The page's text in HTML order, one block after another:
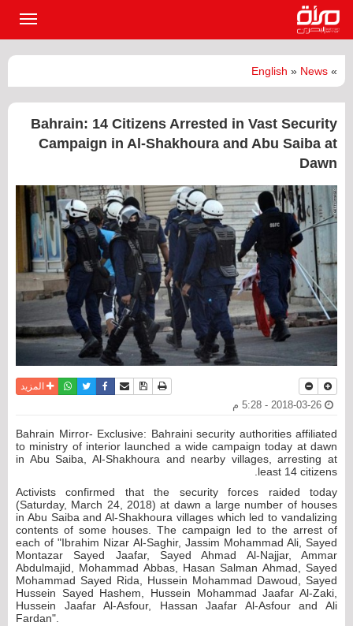
»
English » News
Bahrain: 14 Citizens Arrested in Vast Security
Campaign in Al-Shakhoura and Abu Saiba at
Dawn
نسخة للطباعة
حفظ الموضوع
أرسل الى صديق
فيسبوكتويترواتسابالمزيد
Bahrain Mirror- Exclusive: Bahraini security authorities affiliated
to ministry of interior launched a wide campaign today at dawn
in Abu Saiba, Al-Shakhoura and nearby villages, arresting at
least 14 citizens.
Activists confirmed that the security forces raided today
(Saturday, March 24, 2018) at dawn a large number of houses
in Abu Saiba and Al-Shakhoura villages which led to vandalizing
contents of some houses. The campaign led to the arrest of
each of "Ibrahim Nizar Al-Saghir, Jassim Mohammad Ali, Sayed
Montazar Sayed Jaafar, Sayed Ahmad Al-Najjar, Ammar
Abdulmajid, Mohammad Abbas, Hasan Salman Ahmad, Sayed
Mohammad Sayed Rida, Hussein Mohammad Dawoud, Sayed
Hussein Sayed Hashem, Hussein Mohammad Jaafar Al-Zaki,
Hussein Jaafar Al-Asfour, Hassan Jaafar Al-Asfour and Ali
Fardan".